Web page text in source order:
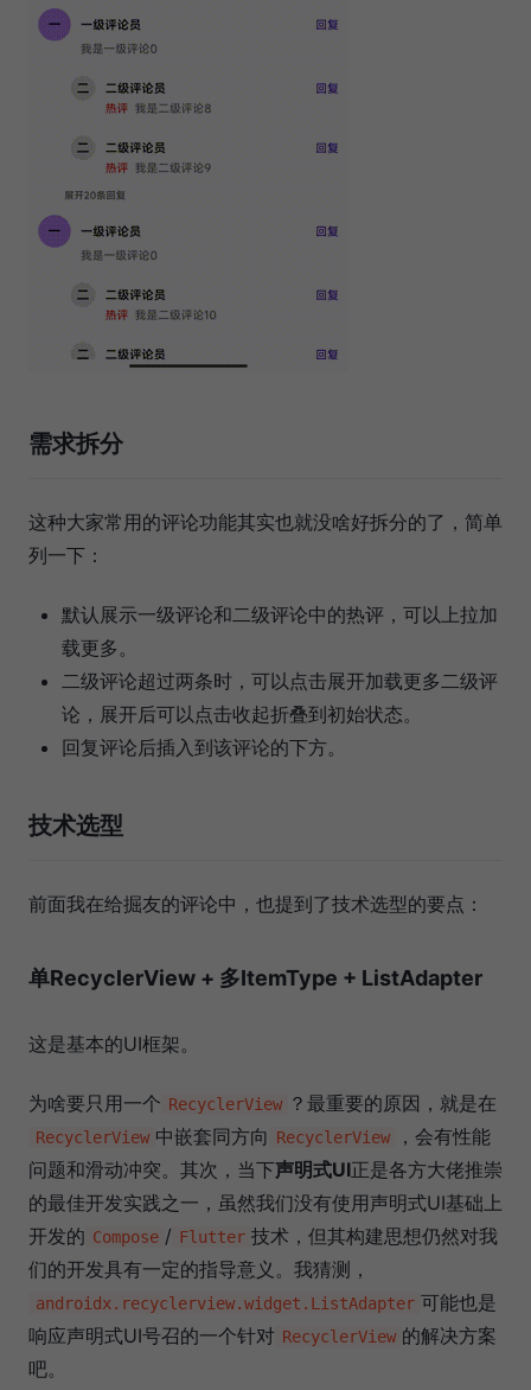
需求拆分
这种大家常用的评论功能其实也就没啥好拆分的了，简单
列一下：
默认展示一级评论和二级评论中的热评，可以上拉加
载更多。
二级评论超过两条时，可以点击展开加载更多二级评
论，展开后可以点击收起折叠到初始状态。
回复评论后插入到该评论的下方。
技术选型
前面我在给掘友的评论中，也提到了技术选型的要点：
单RecyclerView + 多ItemType + ListAdapter
这是基本的UI框架。
为啥要只用一个 RecyclerView ？最重要的原因，就是在
RecyclerView 中嵌套同方向 RecyclerView
，会有性能
问题和滑动冲突。其次，当下声明式UI正是各方大佬推崇
的最佳开发实践之一，虽然我们没有使用声明式UI基础上
开发的 Compose / Flutter 技术，但其构建思想仍然对我
们的开发具有一定的指导意义。我猜测，
androidx.recyclerview.widget.ListAdapter 可能也是
响应声明式UI号召的一个针对 RecyclerView 的解决方案
吧。